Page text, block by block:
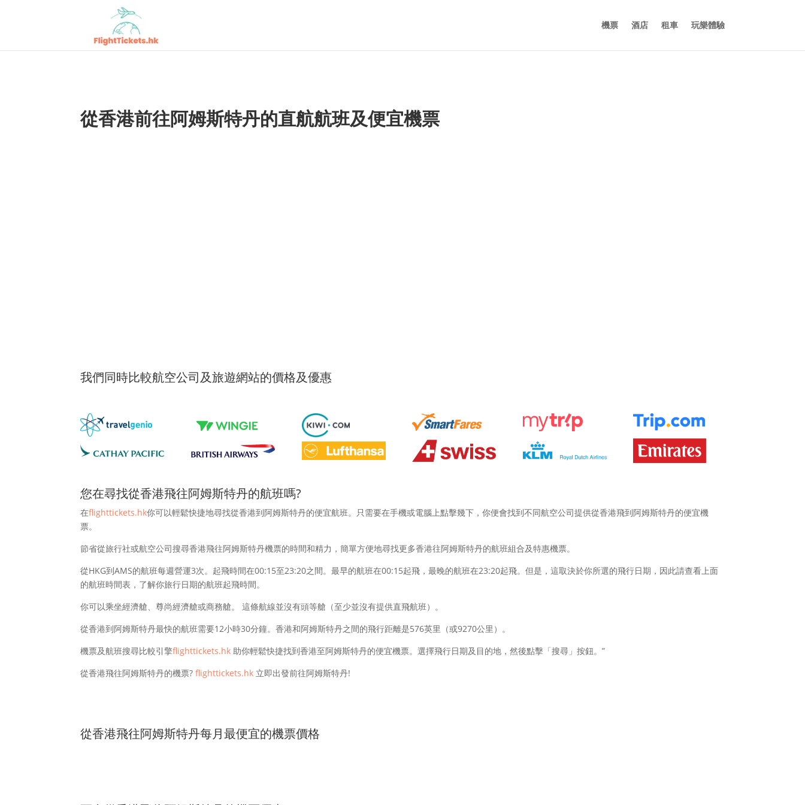
機票 酒店 租車 玩樂體驗
從香港前往阿姆斯特丹的直航航班及便宜機票
我們同時比較航空公司及旅遊網站的價格及優惠
您在尋找從香港飛往阿姆斯特丹的航班嗎?
在flighttickets.hk你可以輕鬆快捷地尋找從香港到阿姆斯特丹的便宜航班。只需要在手機或電腦上點擊幾下，你便會找到不同航空公司提供從香港飛到阿姆斯特丹的便宜機
票。
節省從旅行社或航空公司搜尋香港飛往阿姆斯特丹機票的時間和精力，簡單方便地尋找更多香港往阿姆斯特丹的航班組合及特惠機票。
從HKG到AMS的航班每週營運3次。起飛時間在00:15至23:20之間。最早的航班在00:15起飛，最晚的航班在23:20起飛。但是，這取決於你所選的飛行日期，因此請查看上面
的航班時間表，了解你旅行日期的航班起飛時間。
你可以乘坐經濟艙、尊尚經濟艙或商務艙。 這條航線並沒有頭等艙（至少並沒有提供直飛航班）。
從香港到阿姆斯特丹最快的航班需要12小時30分鐘。香港和阿姆斯特丹之間的飛行距離是576英里（或9270公里）。
機票及航班搜尋比較引擎flighttickets.hk 助你輕鬆快捷找到香港至阿姆斯特丹的便宜機票。選擇飛行日期及目的地，然後點擊「搜尋」按鈕。”
從香港飛往阿姆斯特丹的機票?flighttickets.hk 立即出發前往阿姆斯特丹!
從香港飛往阿姆斯特丹每月最便宜的機票價格